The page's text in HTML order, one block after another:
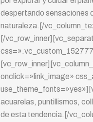
despertando sensaciones
naturaleza.[/
[/
onclick=»link_image»
acuarelas, puntillismos,
de esta tendencia.[/